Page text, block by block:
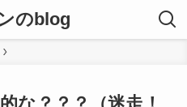
のblog